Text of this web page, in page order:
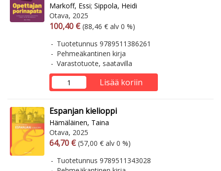
Markoff, Essi; Sippola, Heidi
Otava, 2025
Arvonlisäverollinen hinta
100,40 € Arvonlisäveroton hinta
(88,46 € alv 0 %)
Tuotetunnus 9789511386261
Pehmeäkantinen kirja
Varastotuote, saatavilla
Lisää koriin
Espanjan kielioppi
Hämäläinen, Taina
Otava, 2025
Arvonlisäverollinen hinta
64,70 € Arvonlisäveroton hinta
(57,00 € alv 0 %)
Tuotetunnus 9789511343028